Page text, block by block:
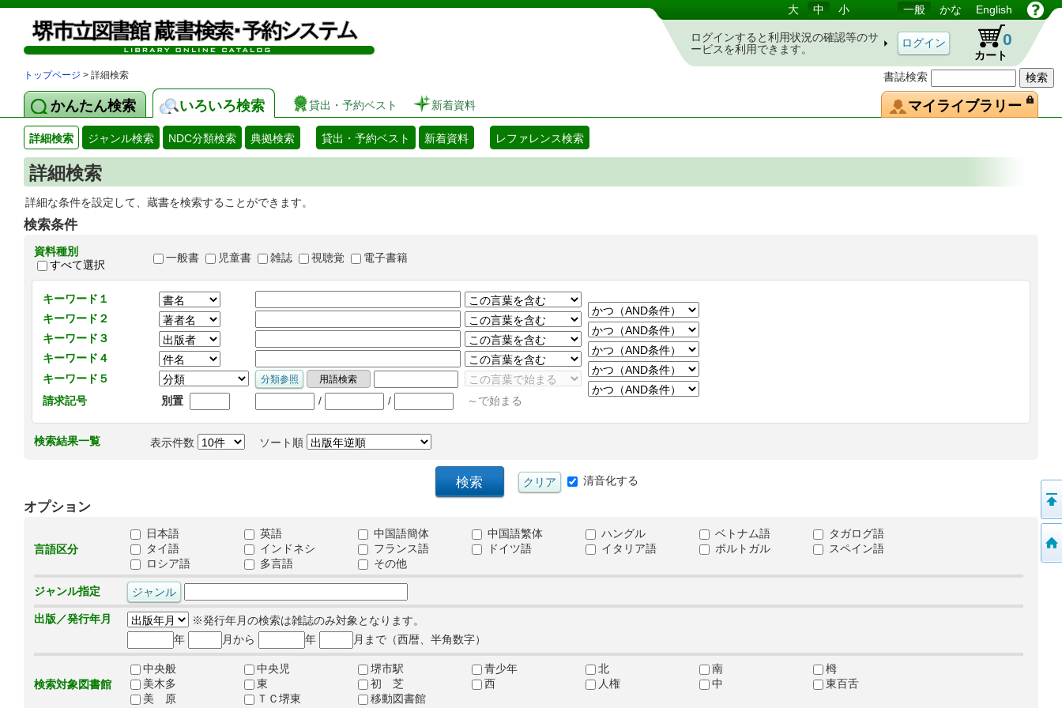
図書館 蔵書検索・予約システム
書誌検索
大 中 小 一般 かな English
ログインすると利用状況の確認等のサ
ービスを利用できます。
カート
0
トップページ > 詳細検索
かんたん検索 いろいろ検索 貸出・予約ベスト 新着資料 マイライブラリー
詳細検索 ジャンル検索 NDC分類検索 典拠検索 貸出・予約ベスト 新着資料 レファレンス検索
詳細検索
詳細な条件を設定して、蔵書を検索することができます。
検索条件
資料種別
すべて選択
一般書 児童書 雑誌 視聴覚 電子書籍
キーワード１
キーワード２
キーワード３
キーワード４
キーワード５
請求記号
別置 / / ～で始まる
検索結果一覧 表示件数 ソート順
清音化する
オプション
言語区分
日本語 英語 中国語簡体 中国語繁体 ハングル ベトナム語
タガログ語
タイ語
インドネシ フランス語 ドイツ語 イタリア語 ポルトガル
スペイン語
ロシア語
多言語 その他
ジャンル指定
出版／発行年月
※発行年月の検索は雑誌のみ対象となります。
年
月から 年 月まで（西暦、半角数字）
検索対象図書館
中央般 中央児 堺市駅 青少年 北 南
栂
美木多
東 初 芝 西 人権 中
東百舌
美 原
ＴＣ堺東 移動図書館